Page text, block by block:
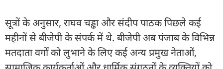
सूत्रों के अनुसार, राघव चड्ढा और संदीप पाठक पिछले कई
महीनों से बीजेपी के संपर्क में थे. बीजेपी अब पंजाब के विभिन्न
मतदाता वर्गों को लुभाने के लिए कई अन्य प्रमुख नेताओं,